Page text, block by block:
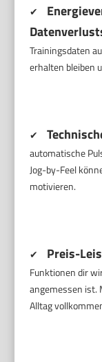
✔
Trainingsdaten
erhalten bleiben
✔
automatische
Jog-by-Feel
motivieren.
✔ Preis-
Funktionen dir
angemessen ist.
Alltag